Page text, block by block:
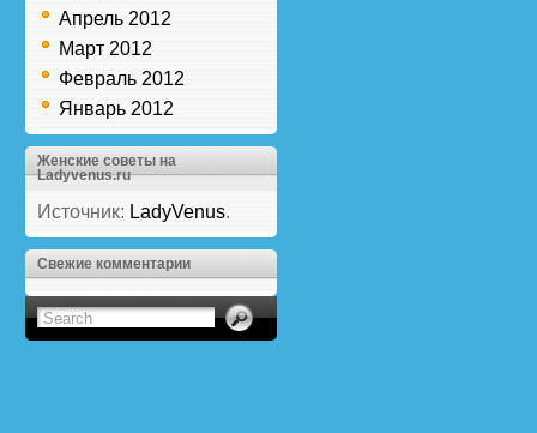
Апрель 2012
Март 2012
Февраль 2012
Январь 2012
Женские советы на
Ladyvenus.ru
Источник: LadyVenus.
Свежие комментарии